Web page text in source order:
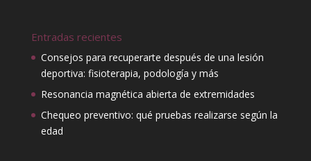
Entradas recientes
Consejos para recuperarte después de una lesión
deportiva: fisioterapia, podología y más
Resonancia magnética abierta de extremidades
Chequeo preventivo: qué pruebas realizarse según la
edad